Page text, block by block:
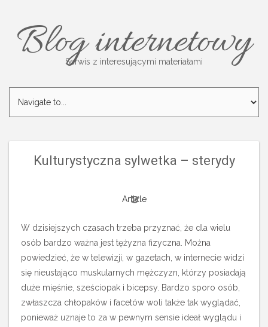
Blog internetowy
Serwis z interesującymi materiałami
Kulturystyczna sylwetka – sterydy
Article
W dzisiejszych czasach trzeba przyznać, że dla wielu
osób bardzo ważna jest tężyzna fizyczna. Można
powiedzieć, że w telewizji, w gazetach, w internecie widzi
się nieustająco muskularnych mężczyzn, którzy posiadają
duże mięśnie, sześciopak i bicepsy. Bardzo sporo osób,
zwłaszcza chłopaków i facetów woli także tak wyglądać,
ponieważ uznaje to za w pewnym sensie ideał wyglądu i